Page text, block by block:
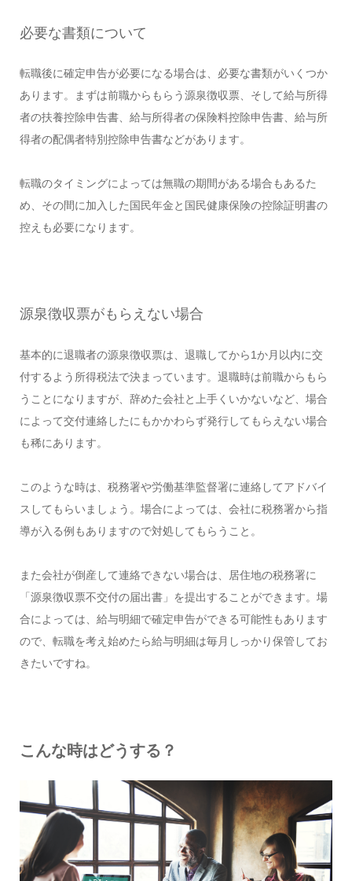
必要な書類について
転職後に確定申告が必要になる場合は、必要な書類がいくつか
あります。まずは前職からもらう源泉徴収票、そして給与所得
者の扶養控除申告書、給与所得者の保険料控除申告書、給与所
得者の配偶者特別控除申告書などがあります。
転職のタイミングによっては無職の期間がある場合もあるた
め、その間に加入した国民年金と国民健康保険の控除証明書の
控えも必要になります。
源泉徴収票がもらえない場合
基本的に退職者の源泉徴収票は、退職してから1か月以内に交
付するよう所得税法で決まっています。退職時は前職からもら
うことになりますが、辞めた会社と上手くいかないなど、場合
によって交付連絡したにもかかわらず発行してもらえない場合
も稀にあります。
このような時は、税務署や労働基準監督署に連絡してアドバイ
スしてもらいましょう。場合によっては、会社に税務署から指
導が入る例もありますので対処してもらうこと。
また会社が倒産して連絡できない場合は、居住地の税務署に
「源泉徴収票不交付の届出書」を提出することができます。場
合によっては、給与明細で確定申告ができる可能性もあります
ので、転職を考え始めたら給与明細は毎月しっかり保管してお
きたいですね。
こんな時はどうする？